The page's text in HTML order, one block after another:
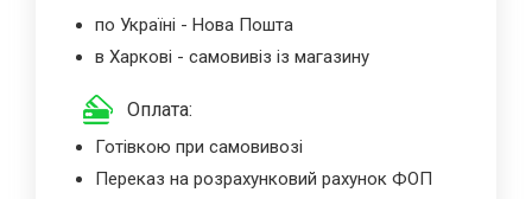
по Україні - Нова Пошта
в Харкові - самовивіз із магазину
Оплата:
Готівкою при самовивозі
Переказ на розрахунковий рахунок ФОП